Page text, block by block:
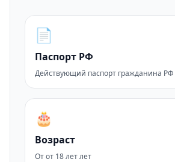
📄
Паспорт РФ
Действующий паспорт гражданина РФ
🎂
Возраст
От от 18 лет лет